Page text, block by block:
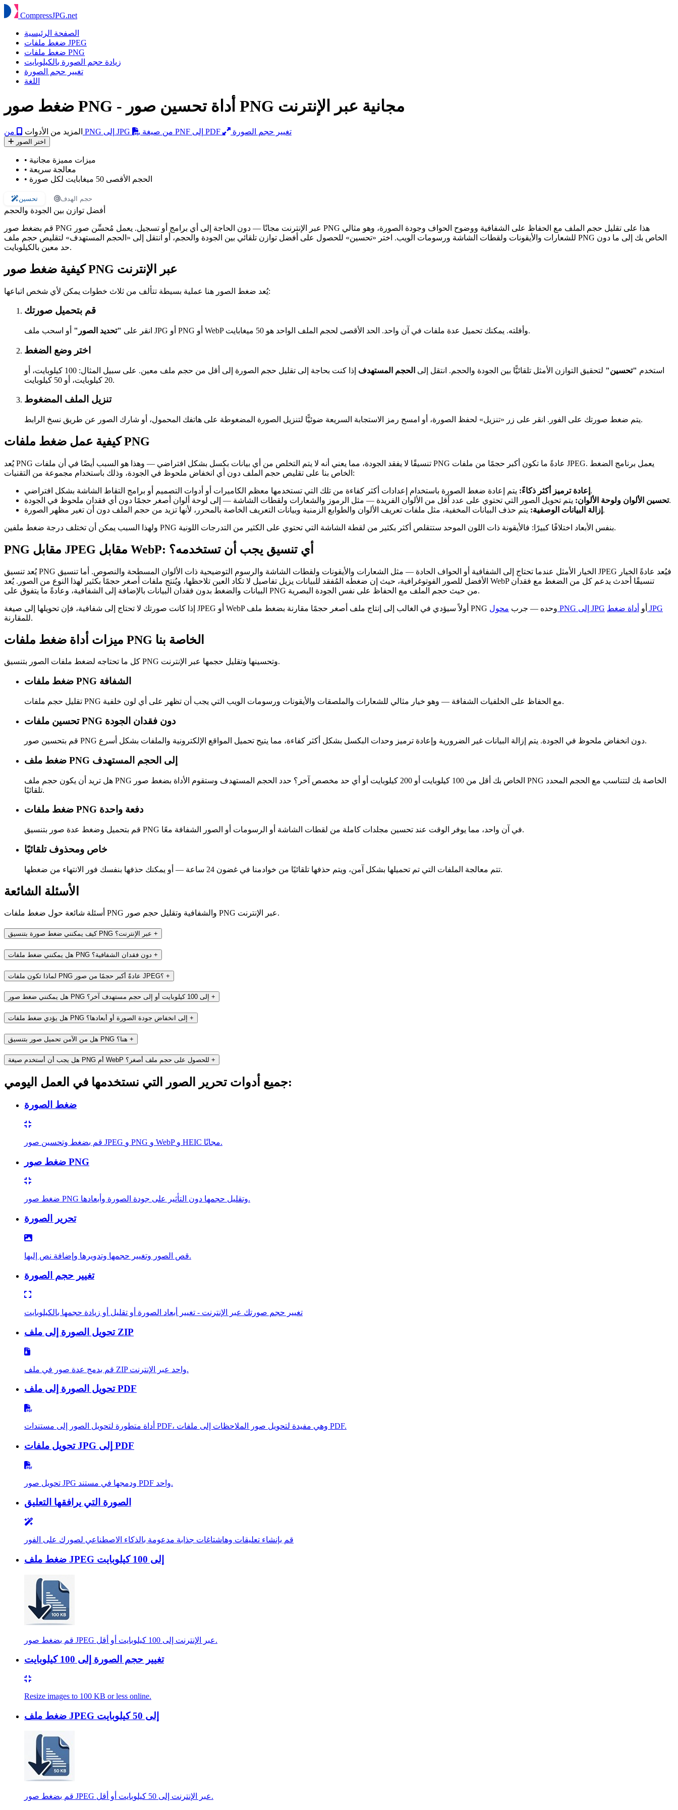
CompressJPG.net
الصفحة الرئيسية
ضغط ملفات JPEG
ضغط ملفات PNG
زيادة حجم الصورة بالكيلوبايت
تغيير حجم الصورة
اللغة
ضغط صور PNG - أداة تحسين صور PNG مجانية عبر الإنترنت
المزيد من الأدوات من PNG إلى JPG من صيغة PNF إلى PDF تغيير حجم الصورة
اختر الصور
• ميزات مميزة مجانية
• معالجة سريعة
•
الحجم الأقصى 50 ميغابايت لكل صورة
تحسين حجم الهدف
أفضل توازن بين الجودة والحجم
قم بضغط صور PNG عبر الإنترنت مجانًا — دون الحاجة إلى أي برامج أو تسجيل. يعمل مُحسِّن صور PNG هذا على تقليل حجم الملف مع الحفاظ على الشفافية ووضوح الحواف وجودة الصورة، وهو مثالي
للشعارات والأيقونات ولقطات الشاشة ورسومات الويب. اختر «تحسين» للحصول على أفضل توازن تلقائي بين الجودة والحجم، أو انتقل إلى «الحجم المستهدف» لتقليص حجم ملف PNG الخاص بك إلى ما دون
حد معين بالكيلوبايت.
كيفية ضغط صور PNG عبر الإنترنت
يُعد ضغط الصور هنا عملية بسيطة تتألف من ثلاث خطوات يمكن لأي شخص اتباعها:
قم بتحميل صورتك
انقر على "تحديد الصور" أو اسحب ملف JPG أو PNG أو WebP وأفلته. يمكنك تحميل عدة ملفات في آن واحد. الحد الأقصى لحجم الملف الواحد هو 50 ميغابايت.
اختر وضع الضغط
استخدم "تحسين" لتحقيق التوازن الأمثل تلقائيًّا بين الجودة والحجم. انتقل إلى الحجم المستهدف
إذا كنت بحاجة إلى تقليل حجم الصورة إلى أقل من حجم ملف معين. على سبيل المثال: 100 كيلوبايت، أو
20 كيلوبايت، أو 50 كيلوبايت.
تنزيل الملف المضغوط
يتم ضغط صورتك على الفور. انقر على زر «تنزيل» لحفظ الصورة، أو امسح رمز الاستجابة السريعة ضوئيًّا لتنزيل الصورة المضغوطة على هاتفك المحمول، أو شارك الصور عن طريق نسخ الرابط.
كيفية عمل ضغط ملفات PNG
يُعد PNG تنسيقًا لا يفقد الجودة، مما يعني أنه لا يتم التخلص من أي بيانات بكسل بشكل افتراضي — وهذا هو السبب أيضًا في أن ملفات PNG عادةً ما تكون أكبر حجمًا من ملفات JPEG. يعمل برنامج الضغط
الخاص بنا على تقليص حجم الملف دون أي انخفاض ملحوظ في الجودة، وذلك باستخدام مجموعة من التقنيات:
إعادة ترميز أكثر ذكاءً: يتم إعادة ضغط الصورة باستخدام إعدادات أكثر كفاءة من تلك التي تستخدمها معظم الكاميرات أو أدوات التصميم أو برامج التقاط الشاشة بشكل افتراضي.
تحسين الألوان ولوحة الألوان:يتم تحويل الصور التي تحتوي على عدد أقل من الألوان الفريدة — مثل الرموز والشعارات ولقطات الشاشة — إلى لوحة ألوان أصغر حجمًا دون أي فقدان ملحوظ في الجودة.
إزالة البيانات الوصفية: يتم حذف البيانات المخفية، مثل ملفات تعريف الألوان والطوابع الزمنية وبيانات التعريف الخاصة بالمحرر، لأنها تزيد من حجم الملف دون أن تغير مظهر الصورة.
ولهذا السبب يمكن أن تختلف درجة ضغط ملفين PNG بنفس الأبعاد اختلافًا كبيرًا: فالأيقونة ذات اللون الموحد ستتقلص أكثر بكثير من لقطة الشاشة التي تحتوي على الكثير من التدرجات اللونية.
PNG مقابل JPEG مقابل WebP: أي تنسيق يجب أن تستخدمه؟
يُعد تنسيق PNG الخيار الأمثل عندما تحتاج إلى الشفافية أو الحواف الحادة — مثل الشعارات والأيقونات ولقطات الشاشة والرسوم التوضيحية ذات الألوان المسطحة والنصوص. أما تنسيق JPEG فيُعد عادةً الخيار
الأفضل للصور الفوتوغرافية، حيث إن ضغطه المُفقد للبيانات يزيل تفاصيل لا تكاد العين تلاحظها، ويُنتج ملفات أصغر حجمًا بكثير لهذا النوع من الصور. يُعد WebP تنسيقًا أحدث يدعم كل من الضغط مع فقدان
البيانات والضغط بدون فقدان البيانات بالإضافة إلى الشفافية، وعادةً ما يتفوق على PNG من حيث حجم الملف مع الحفاظ على نفس الجودة البصرية.
إذا كانت صورتك لا تحتاج إلى شفافية، فإن تحويلها إلى صيغة JPEG أو WebP أولاً سيؤدي في الغالب إلى إنتاج ملف أصغر حجمًا مقارنة بضغط ملف PNG وحده — جرب محول PNG إلى JPG أو أداة ضغط JPG
للمقارنة.
ميزات أداة ضغط ملفات PNG الخاصة بنا
كل ما تحتاجه لضغط ملفات الصور بتنسيق PNG وتحسينها وتقليل حجمها عبر الإنترنت.
ضغط ملفات PNG الشفافة
تقليل حجم ملفات PNG مع الحفاظ على الخلفيات الشفافة — وهو خيار مثالي للشعارات والملصقات والأيقونات ورسومات الويب التي يجب أن تظهر على أي لون خلفية.
تحسين ملفات PNG دون فقدان الجودة
قم بتحسين صور PNG دون انخفاض ملحوظ في الجودة. يتم إزالة البيانات غير الضرورية وإعادة ترميز وحدات البكسل بشكل أكثر كفاءة، مما يتيح تحميل المواقع الإلكترونية والملفات بشكل أسرع.
ضغط ملف PNG إلى الحجم المستهدف
هل تريد أن يكون حجم ملف PNG الخاص بك أقل من 100 كيلوبايت أو 200 كيلوبايت أو أي حد مخصص آخر؟ حدد الحجم المستهدف وستقوم الأداة بضغط صور PNG الخاصة بك لتتناسب مع الحجم المحدد
تلقائيًا.
ضغط ملفات PNG دفعة واحدة
قم بتحميل وضغط عدة صور بتنسيق PNG في آن واحد، مما يوفر الوقت عند تحسين مجلدات كاملة من لقطات الشاشة أو الرسومات أو الصور الشفافة معًا.
خاص ومحذوف تلقائيًا
تتم معالجة الملفات التي تم تحميلها بشكل آمن، ويتم حذفها تلقائيًا من خوادمنا في غضون 24 ساعة — أو يمكنك حذفها بنفسك فور الانتهاء من ضغطها.
الأسئلة الشائعة
أسئلة شائعة حول ضغط ملفات PNG والشفافية وتقليل حجم صور PNG عبر الإنترنت.
+
+
+
+
+
+
+
جميع أدوات تحرير الصور التي نستخدمها في العمل اليومي:
ضغط الصورة
قم بضغط وتحسين صور JPEG و PNG و WebP و HEIC مجانًا.
ضغط صور PNG
ضغط صور PNG وتقليل حجمها دون التأثير على جودة الصورة وأبعادها.
تحرير الصورة
قص الصور وتغيير حجمها وتدويرها وإضافة نص إليها.
تغيير حجم الصورة
تغيير حجم صورتك عبر الإنترنت - تغيير أبعاد الصورة أو تقليل أو زيادة حجمها بالكيلوبايت
تحويل الصورة إلى ملف ZIP
قم بدمج عدة صور في ملف ZIP واحد عبر الإنترنت.
تحويل الصورة إلى ملف PDF
أداة متطورة لتحويل الصور إلى مستندات PDF، وهي مفيدة لتحويل صور الملاحظات إلى ملفات PDF.
تحويل ملفات JPG إلى PDF
تحويل صور JPG ودمجها في مستند PDF واحد.
الصورة التي يرافقها التعليق
قم بإنشاء تعليقات وهاشتاغات جذابة مدعومة بالذكاء الاصطناعي لصورك على الفور
ضغط ملف JPEG إلى 100 كيلوبايت
قم بضغط صور JPEG عبر الإنترنت إلى 100 كيلوبايت أو أقل.
تغيير حجم الصورة إلى 100 كيلوبايت
Resize images to 100 KB or less online.
ضغط ملف JPEG إلى 50 كيلوبايت
قم بضغط صور JPEG عبر الإنترنت إلى 50 كيلوبايت أو أقل.